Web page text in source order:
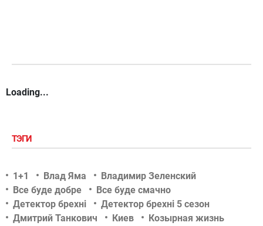
Loading...
ТЭГИ
1+1 Влад Яма
Владимир Зеленский
Все буде добре
Все буде смачно
Детектор брехні
Детектор брехні 5 сезон
Дмитрий Танкович
Киев
Козырная жизнь